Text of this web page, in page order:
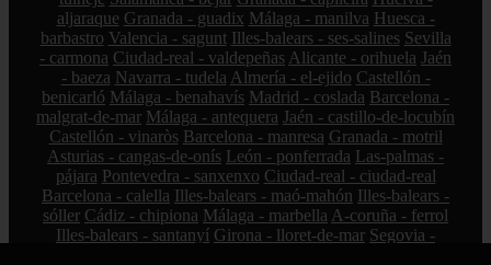
aljaraque Granada - guadix Málaga - manilva Huesca -
barbastro Valencia - sagunt Illes-balears - ses-salines Sevilla
- carmona Ciudad-real - valdepeñas Alicante - orihuela Jaén
- baeza Navarra - tudela Almería - el-ejido Castellón -
benicarló Málaga - benahavís Madrid - coslada Barcelona -
malgrat-de-mar Málaga - antequera Jaén - castillo-de-locubín
Castellón - vinaròs Barcelona - manresa Granada - motril
Asturias - cangas-de-onís León - ponferrada Las-palmas -
pájara Pontevedra - sanxenxo Ciudad-real - ciudad-real
Barcelona - calella Illes-balears - maó-mahón Illes-balears -
sóller Cádiz - chipiona Málaga - marbella A-coruña - ferrol
Illes-balears - santanyí Girona - lloret-de-mar Segovia -